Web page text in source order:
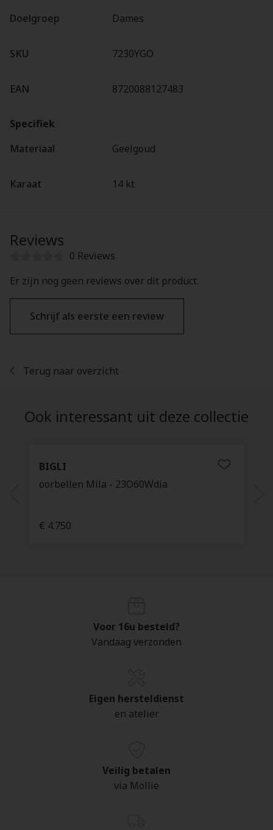
Doelgroep Dames
SKU 7230YGO
EAN 8720088127483
Specifiek
Materiaal
Geelgoud
Karaat 14 kt
Reviews
0 Reviews
Er zijn nog geen reviews over dit product.
Schrijf als eerste een review
Terug naar overzicht
Ook interessant uit deze collectie
BIGLI
oorbellen Mila - 23O60Wdia
€ 4.750
Voor 16u besteld?
Vandaag verzonden
Eigen hersteldienst
en atelier
Veilig betalen
via Mollie